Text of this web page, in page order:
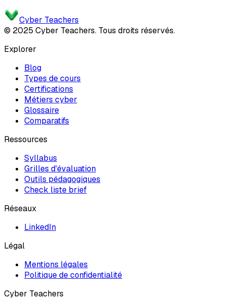
Cyber Teachers
© 2025 Cyber Teachers. Tous droits réservés.
Explorer
Blog
Types de cours
Certifications
Métiers cyber
Glossaire
Comparatifs
Ressources
Syllabus
Grilles d'évaluation
Outils pédagogiques
Check liste brief
Réseaux
LinkedIn
Légal
Mentions légales
Politique de confidentialité
Cyber Teachers